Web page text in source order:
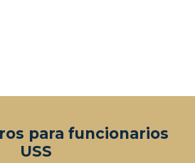
para funcionarios
USS